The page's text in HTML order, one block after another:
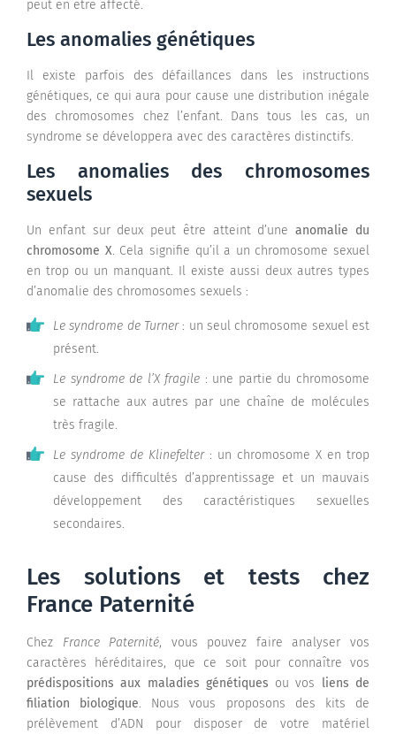
peut en être affecté.
Les anomalies génétiques
Il existe parfois des défaillances dans les instructions
génétiques, ce qui aura pour cause une distribution inégale
des chromosomes chez l’enfant. Dans tous les cas, un
syndrome se développera avec des caractères distinctifs.
Les anomalies des chromosomes
sexuels
Un enfant sur deux peut être atteint d’uneanomalie du
chromosome X. Cela signifie qu’il a un chromosome sexuel
en trop ou un manquant. Il existe aussi deux autres types
d’anomalie des chromosomes sexuels :
Le syndrome de Turner: un seul chromosome sexuel est
présent.
Le syndrome de l’X fragile : une partie du chromosome
se rattache aux autres par une chaîne de molécules
très fragile.
Le syndrome de Klinefelter: un chromosome X en trop
cause des difficultés d’apprentissage et un mauvais
développement des caractéristiques sexuelles
secondaires.
Les solutions et tests chez
France Paternité
Chez France Paternité, vous pouvez faire analyser vos
caractères héréditaires, que ce soit pour connaître vos
prédispositions aux maladies génétiques ou vos liens de
filiation biologique. Nous vous proposons des kits de
prélèvement d’ADN pour disposer de votre matériel